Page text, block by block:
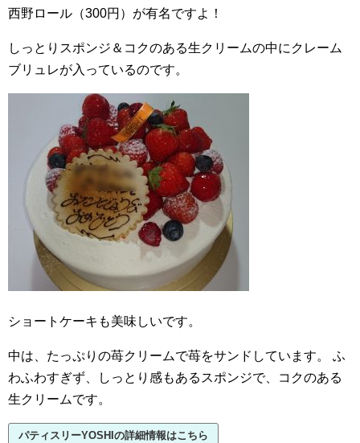
西野ロール（300円）が有名ですよ！
しっとりスポンジ＆コクのある生クリームの中にクレーム
ブリュレが入っているのです。
ショートケーキも美味しいです。
中は、たっぷりの苺クリームで苺をサンドしています。
ふ
わふわすぎず、しっとり感もあるスポンジで、コクのある
生クリームです。
パティスリーYOSHIの詳細情報はこちら